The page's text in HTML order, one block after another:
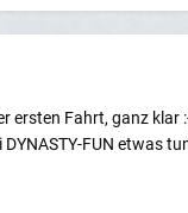
ersten Fahrt, ganz
DYNASTY-FUN etwas